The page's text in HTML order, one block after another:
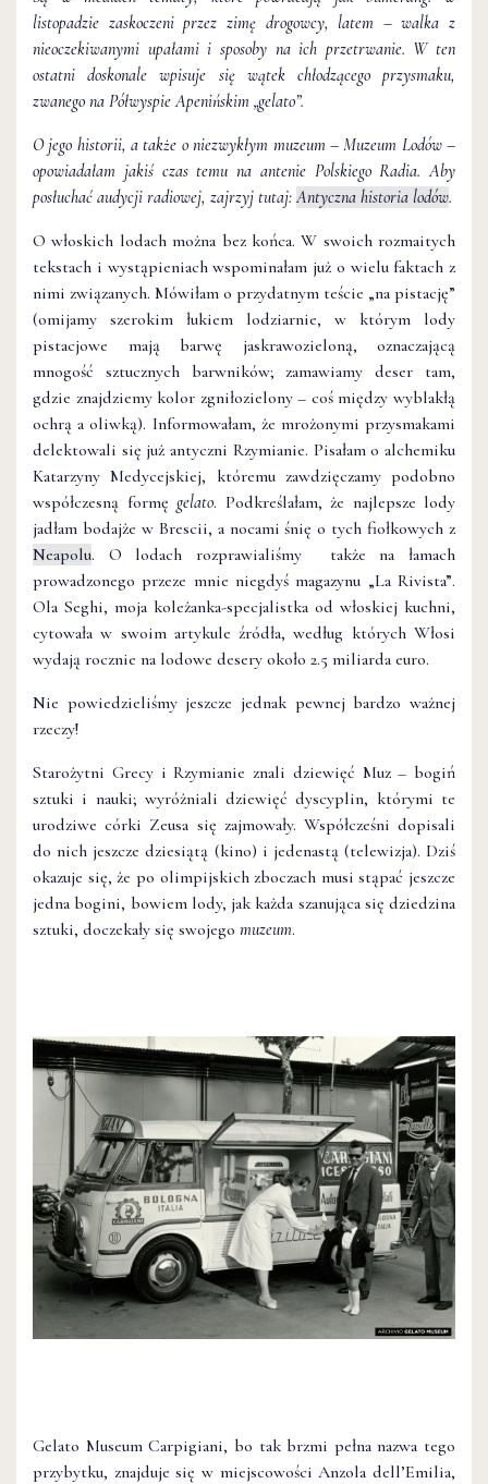
listopadzie zaskoczeni przez zimę drogowcy, latem – walka z
nieoczekiwanymi upałami i sposoby na ich przetrwanie. W ten
ostatni doskonale wpisuje się wątek chłodzącego przysmaku,
zwanego na Półwyspie Apenińskim „gelato”.
O jego historii, a także o niezwykłym muzeum – Muzeum Lodów –
opowiadałam jakiś czas temu na antenie Polskiego Radia.Aby
posłuchać audycji radiowej, zajrzyj tutaj:Antyczna historia lodów.
O włoskich lodach można bez końca. W swoich rozmaitych
tekstach i wystąpieniach wspominałam już o wielu faktach z
nimi związanych. Mówiłam o przydatnym teście „na pistację”
(omijamy szerokim łukiem lodziarnie, w którym lody
pistacjowe mają barwę jaskrawozieloną, oznaczającą
mnogość sztucznych barwników; zamawiamy deser tam,
gdzie znajdziemy kolor zgniłozielony – coś między wyblakłą
ochrą a oliwką). Informowałam, że mrożonymi przysmakami
delektowali się już antyczni Rzymianie. Pisałam o alchemiku
Katarzyny Medycejskiej, któremu zawdzięczamy podobno
współczesną formę gelato. Podkreślałam, że najlepsze lody
jadłam bodajże w Brescii, a nocami śnię o tych fiołkowych z
Neapolu. O lodach rozprawialiśmy także na łamach
prowadzonego przeze mnie niegdyś magazynu „La Rivista”.
Ola Seghi, moja koleżanka-specjalistka od włoskiej kuchni,
cytowała w swoim artykule źródła, według których Włosi
wydają rocznie na lodowe desery około 2.5 miliarda euro.
Nie powiedzieliśmy jeszcze jednak pewnej bardzo ważnej
rzeczy!
Starożytni Grecy i Rzymianie znali dziewięć Muz – bogiń
sztuki i nauki; wyróżniali dziewięć dyscyplin, którymi te
urodziwe córki Zeusa się zajmowały. Współcześni dopisali
do nich jeszcze dziesiątą (kino) i jedenastą (telewizja). Dziś
okazuje się, że po olimpijskich zboczach musi stąpać jeszcze
jedna bogini, bowiem lody, jak każda szanująca się dziedzina
sztuki, doczekały się swojego muzeum.
Gelato Museum Carpigiani, bo tak brzmi pełna nazwa tego
przybytku, znajduje się w miejscowości Anzola dell’Emilia,